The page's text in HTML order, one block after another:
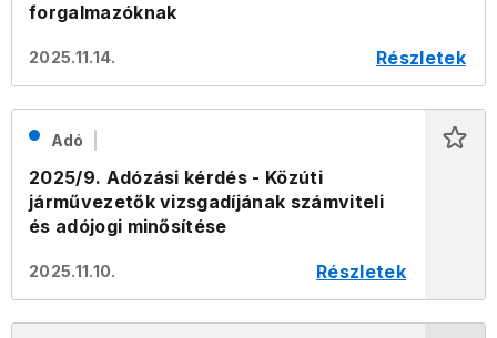
forgalmazóknak
2025.11.14. Részletek
Adó
2025/9. Adózási kérdés - Közúti
járművezetők vizsgadíjának számviteli
és adójogi minősítése
2025.11.10. Részletek